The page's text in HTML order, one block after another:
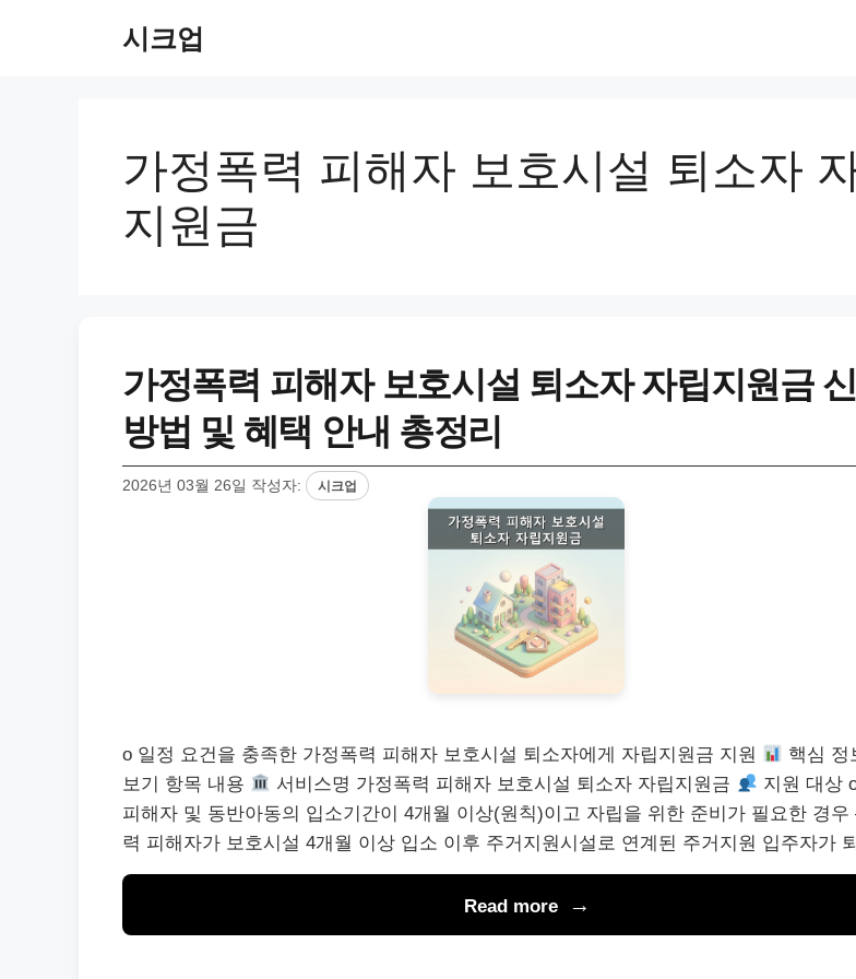
시크업
가정폭력 피해자 보호시설 퇴소자
지원금
가정폭력 피해자 보호시설 퇴소자 자립지원금
방법 및 혜택 안내 총정리
2026년 03월 26일 작성자: 시크업
o 일정 요건을 충족한 가정폭력 피해자 보호시설 퇴소자에게 자립지원금 지원
핵심 정
보기 항목 내용
서비스명 가정폭력 피해자 보호시설 퇴소자 자립지원금
지원 대상
피해자 및 동반아동의 입소기간이 4개월 이상(원칙)이고 자립을 위한 준비가 필요한 경우
력 피해자가 보호시설 4개월 이상 입소 이후 주거지원시설로 연계된 주거지원 입주자가
Read more